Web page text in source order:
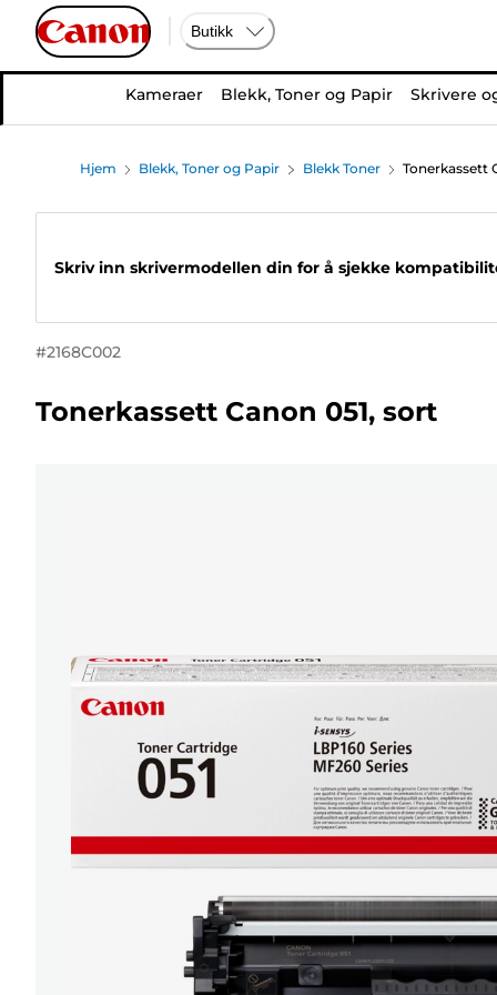
Butikk
Kameraer Blekk, Toner og Papir Skrivere
Hjem Blekk, Toner og Papir Blekk Toner Tonerkassett
Skriv inn skrivermodellen din for å sjekke
#2168C002
Tonerkassett Canon 051, sort